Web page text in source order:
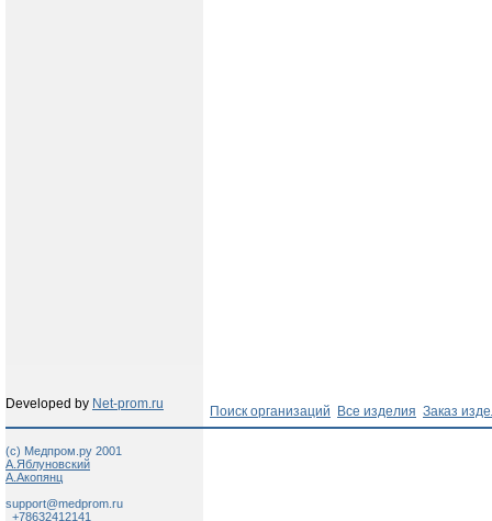
Developed by Net-prom.ru Поиск организаций Все изделия Заказ
(c) Медпром.ру 2001
А.Яблуновский
А.Акопянц
support@medprom.ru
+78632412141